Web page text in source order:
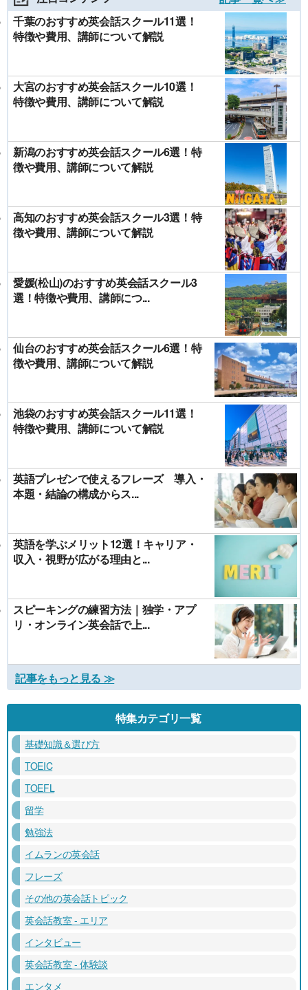
千葉のおすすめ英会話スクール11選！
特徴や費用、講師について解説
大宮のおすすめ英会話スクール10選！
特徴や費用、講師について解説
新潟のおすすめ英会話スクール6選！特
徴や費用、講師について解説
高知のおすすめ英会話スクール3選！特
徴や費用、講師について解説
愛媛(松山)のおすすめ英会話スクール3
選！特徴や費用、講師につ...
仙台のおすすめ英会話スクール6選！特
徴や費用、講師について解説
池袋のおすすめ英会話スクール11選！
特徴や費用、講師について解説
英語プレゼンで使えるフレーズ 導入・
本題・結論の構成からス...
英語を学ぶメリット12選！キャリア・
収入・視野が広がる理由と...
スピーキングの練習方法｜独学・アプ
リ・オンライン英会話で上...
記事をもっと見る ≫
特集カテゴリ一覧
基礎知識＆選び方
TOEIC
TOEFL
留学
勉強法
イムランの英会話
フレーズ
その他の英会話トピック
英会話教室 - エリア
インタビュー
英会話教室 - 体験談
エンタメ